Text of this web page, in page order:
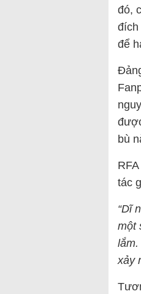
đó,
đích
để
bù
tác
“Dĩ
một
xảy